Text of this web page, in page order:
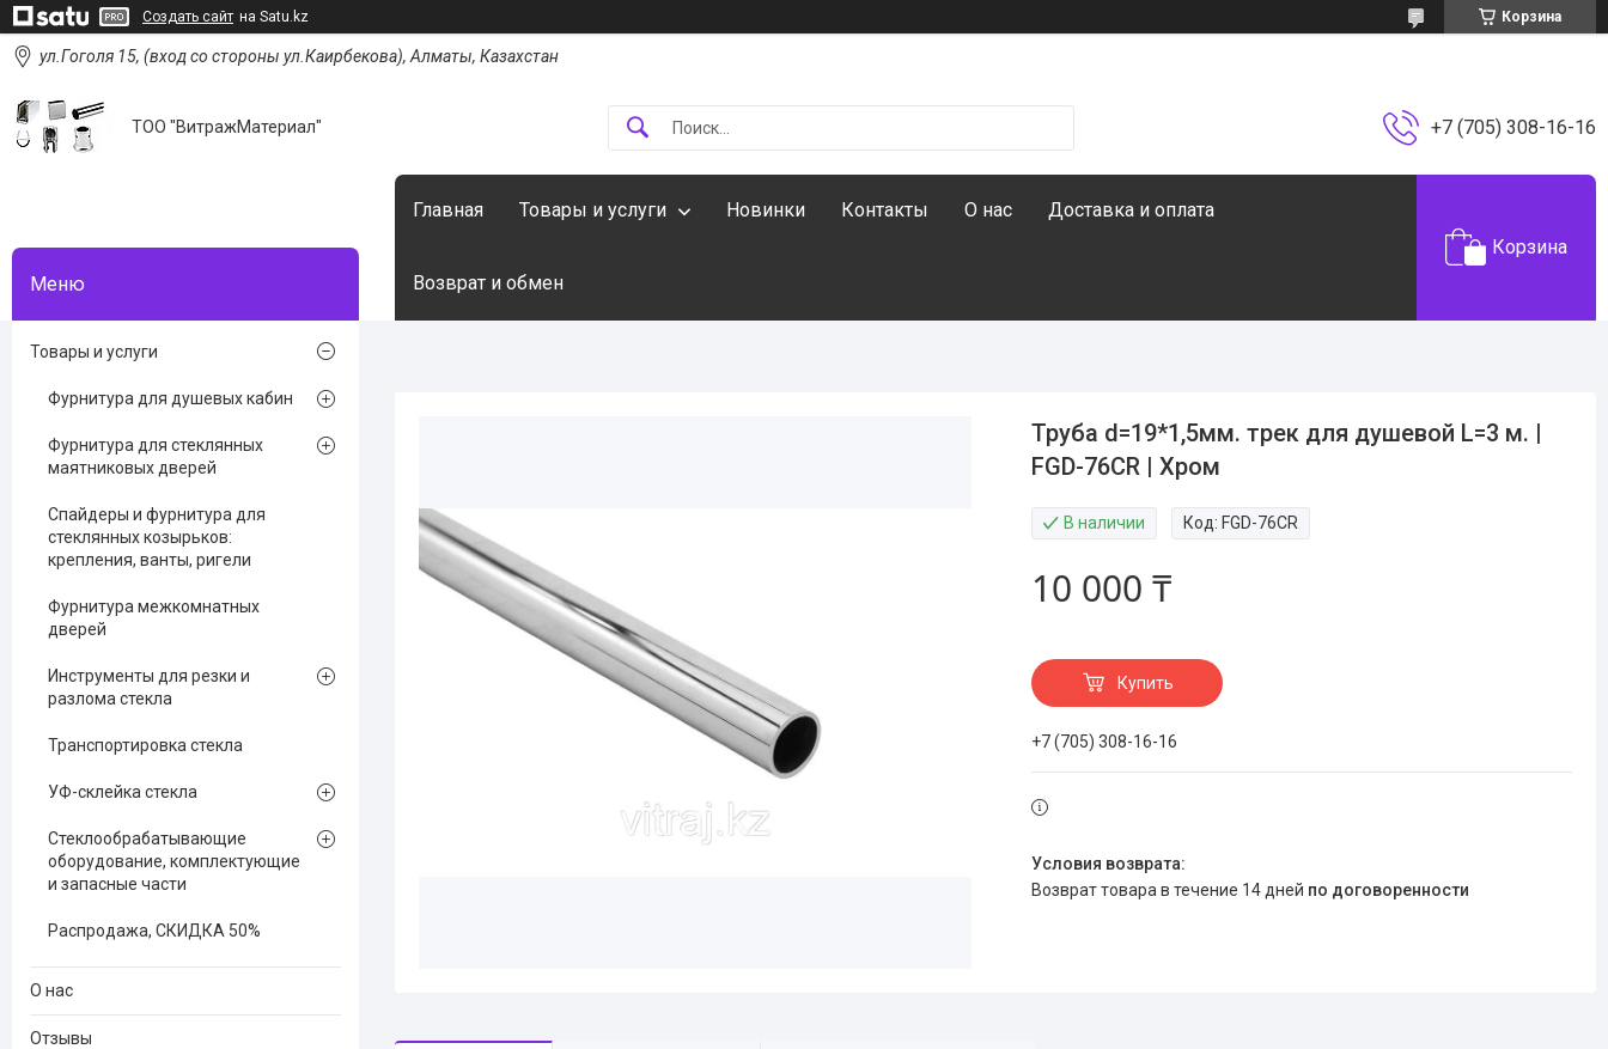
Создать сайт на Satu.kz Корзина
ул.Гоголя 15, (вход со стороны ул.Каирбекова), Алматы, Казахстан
ТОО "ВитражМатериал" +7 (705) 308-16-16
Главная Товары и услуги Новинки Контакты О нас Доставка и оплата
Возврат и обмен
Корзина
Труба d=19*1,5мм. трек для душевой L=3 м. |
FGD-76CR | Хром
В наличии Код: FGD-76CR
10 000 ₸
Купить
+7 (705) 308-16-16
возврат товара в течение 14 дней по договоренности
Товары и услуги
Фурнитура для душевых кабин
Фурнитура для стеклянных
маятниковых дверей
Спайдеры и фурнитура для
стеклянных козырьков:
крепления, ванты, ригели
Фурнитура межкомнатных
дверей
Инструменты для резки и
разлома стекла
Транспортировка стекла
УФ-склейка стекла
Стеклообрабатывающие
оборудование, комплектующие
и запасные части
Распродажа, СКИДКА 50%
О нас
Отзывы